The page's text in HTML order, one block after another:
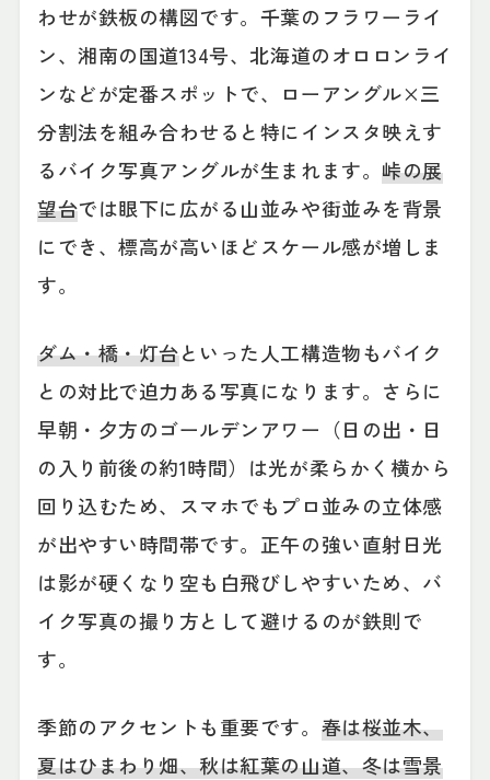
わせが鉄板の構図です。千葉のフラワーライ
ン、湘南の国道134号、北海道のオロロンライ
ンなどが定番スポットで、ローアングル×三
分割法を組み合わせると特にインスタ映えす
るバイク写真アングルが生まれます。峠の展
望台では眼下に広がる山並みや街並みを背景
にでき、標高が高いほどスケール感が増しま
す。
ダム・橋・灯台といった人工構造物もバイク
との対比で迫力ある写真になります。さらに
早朝・夕方のゴールデンアワー（日の出・日
の入り前後の約1時間）は光が柔らかく横から
回り込むため、スマホでもプロ並みの立体感
が出やすい時間帯です。正午の強い直射日光
は影が硬くなり空も白飛びしやすいため、バ
イク写真の撮り方として避けるのが鉄則で
す。
季節のアクセントも重要です。 春は桜並木、
夏はひまわり畑、秋は紅葉の山道、冬は雪景